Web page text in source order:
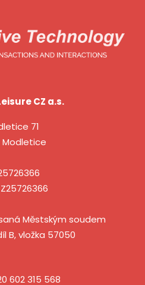
CZ a.s.
71
Modletice
Městským soudem
B, vložka 57050
602 315 568